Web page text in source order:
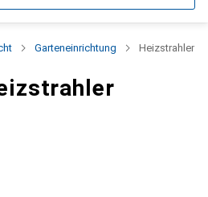
Garteneinrichtung Heizstrahler